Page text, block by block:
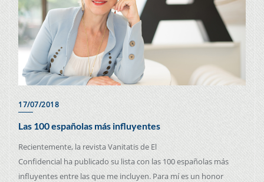
17/07/2018
Las 100 españolas más influyentes
Recientemente, la revista Vanitatis de El
Confidencial ha publicado su lista con las 100 españolas más
influyentes entre las que me incluyen. Para mí es un honor